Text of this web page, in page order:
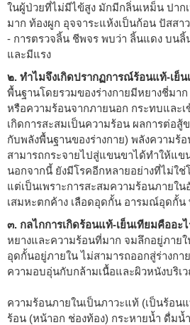
ในผู้ป่วยที่ไม่มีไข้สูง มักมีกลิ่นเหม็น ปาก
มาก ท้องผูก อุจจาระแห้งเป็นก้อน ปัสสาว
- การตรวจลิ้น ชีพจร พบว่า ลิ้นแดง บนลิ้
และมีแรง
๒. ทำไมจึงเกิดปรากฏการณ์ร้อนแท้-เย็น
พื้นฐานโดยรวมของร่างกายมีหยางชี่มา
หรือความร้อนจากภายนอก กระทบและเ
เกิดการสะสมเป็นความร้อน ผลการต่อสู้
กับพลังพื้นฐานของร่างกาย) พลังความร้
สามารถกระจายไปสู่แขนขาได้ทำให้แข
นอกจากนี้ ยังมีโรคอีกหลายอย่างที่ไม่ใ
แต่เป็นเพราะการสะสมความร้อนภายใน
เสมหะตกค้าง เลือดอุดกั้น อารมณ์อุดกั้น
๓. กลไกการเกิดร้อนแท้-เย็นเทียมคืออะไ
หยางและความร้อนที่มาก จมลึกอยู่ภายใ
อุดกั้นอยู่ภายใน ไม่สามารถออกสู่ร่างกา
ความอบอุ่นกับกล้ามเนื้อและผิวหนังบริเ
ความร้อนภายในเป็นภาวะแท้ (เป็นร้อน
ร้อน (หน้าอก ช่องท้อง) กระหายน้ำ ดื่มน้